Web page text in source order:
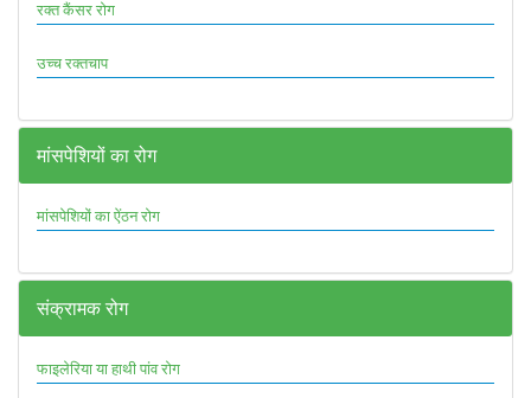
रक्त कैंसर रोग
उच्च रक्तचाप
मांसपेशियों का रोग
मांसपेशियों का ऐंठन रोग
संक्रामक रोग
फाइलेरिया या हाथी पांव रोग